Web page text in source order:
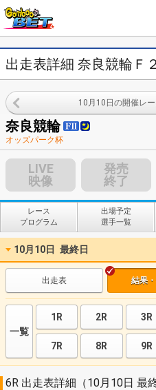
出走表詳細 奈良競輪Ｆ
10月10日の開催レ
奈良競輪
オッズパーク杯
LIVE
映像
発売
終了
レース
プログラム
出場予定
選手一覧
10月10日 最終日
出走表 結果
一覧
1R 2R 3R
7R 8R 9R
6R 出走表詳細（10月10日 最終